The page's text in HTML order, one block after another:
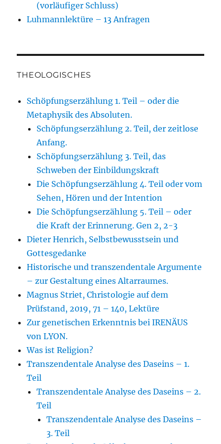
(vorläufiger Schluss)
Luhmannlektüre – 13 Anfragen
THEOLOGISCHES
Schöpfungserzählung 1. Teil – oder die
Metaphysik des Absoluten.
Schöpfungserzählung 2. Teil, der zeitlose
Anfang.
Schöpfungserzählung 3. Teil, das
Schweben der Einbildungskraft
Die Schöpfungserzählung 4. Teil oder vom
Sehen, Hören und der Intention
Die Schöpfungserzählung 5. Teil – oder
die Kraft der Erinnerung. Gen 2, 2-3
Dieter Henrich, Selbstbewusstsein und
Gottesgedanke
Historische und transzendentale Argumente
– zur Gestaltung eines Altarraumes.
Magnus Striet, Christologie auf dem
Prüfstand, 2019, 71 – 140, Lektüre
Zur genetischen Erkenntnis bei IRENÄUS
von LYON.
Was ist Religion?
Transzendentale Analyse des Daseins – 1.
Teil
Transzendentale Analyse des Daseins – 2.
Teil
Transzendentale Analyse des Daseins –
3. Teil